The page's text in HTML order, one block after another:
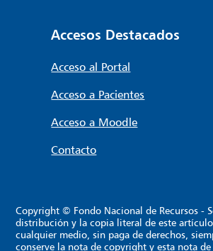
Accesos Destacados
Acceso al Portal
Acceso a Pacientes
Acceso a Moodle
Contacto
Copyright © Fondo Nacional de Recursos -
distribución y la copia literal de este
cualquier medio, sin paga de derechos,
conserve la nota de copyright y esta nota de